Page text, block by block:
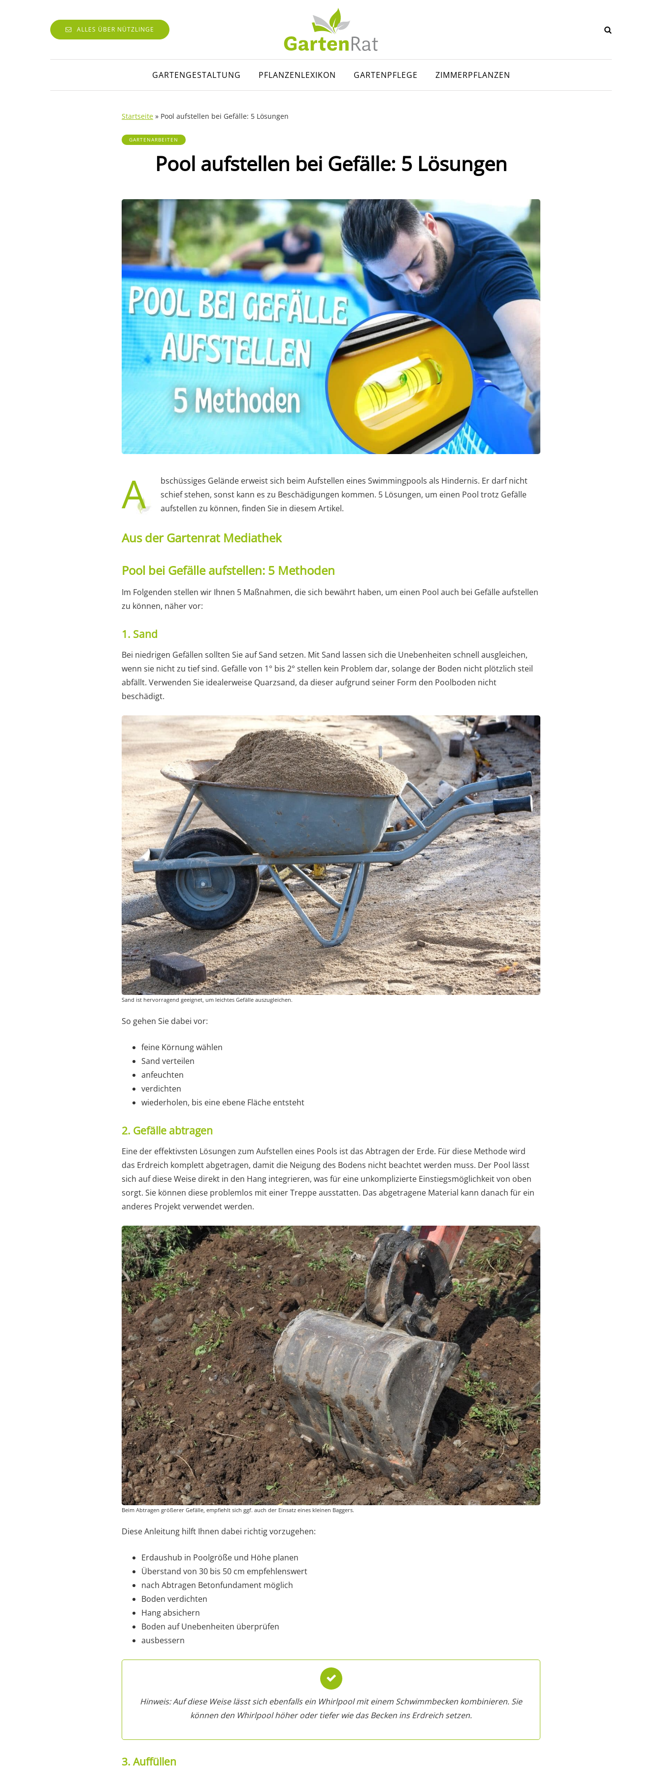
ALLES ÜBER NÜTZLINGE
GARTENGESTALTUNG PFLANZENLEXIKON GARTENPFLEGE ZIMMERPFLANZEN
Startseite » Pool aufstellen bei Gefälle: 5 Lösungen
GARTENARBEITEN
Pool aufstellen bei Gefälle: 5 Lösungen
A
bschüssiges Gelände erweist sich beim Aufstellen eines Swimmingpools als Hindernis. Er darf nicht
schief stehen, sonst kann es zu Beschädigungen kommen. 5 Lösungen, um einen Pool trotz Gefälle
aufstellen zu können, finden Sie in diesem Artikel.
Aus der Gartenrat Mediathek
Pool bei Gefälle aufstellen: 5 Methoden
Im Folgenden stellen wir Ihnen 5 Maßnahmen, die sich bewährt haben, um einen Pool auch bei Gefälle aufstellen
zu können, näher vor:
1. Sand
Bei niedrigen Gefällen sollten Sie auf Sand setzen. Mit Sand lassen sich die Unebenheiten schnell ausgleichen,
wenn sie nicht zu tief sind. Gefälle von 1° bis 2° stellen kein Problem dar, solange der Boden nicht plötzlich steil
abfällt. Verwenden Sie idealerweise Quarzsand, da dieser aufgrund seiner Form den Poolboden nicht
beschädigt.
Sand ist hervorragend geeignet, um leichtes Gefälle auszugleichen.
So gehen Sie dabei vor:
feine Körnung wählen
Sand verteilen
anfeuchten
verdichten
wiederholen, bis eine ebene Fläche entsteht
2. Gefälle abtragen
Eine der effektivsten Lösungen zum Aufstellen eines Pools ist das Abtragen der Erde. Für diese Methode wird
das Erdreich komplett abgetragen, damit die Neigung des Bodens nicht beachtet werden muss. Der Pool lässt
sich auf diese Weise direkt in den Hang integrieren, was für eine unkomplizierte Einstiegsmöglichkeit von oben
sorgt. Sie können diese problemlos mit einer Treppe ausstatten. Das abgetragene Material kann danach für ein
anderes Projekt verwendet werden.
Beim Abtragen größerer Gefälle, empfiehlt sich ggf. auch der Einsatz eines kleinen Baggers.
Diese Anleitung hilft Ihnen dabei richtig vorzugehen:
Erdaushub in Poolgröße und Höhe planen
Überstand von 30 bis 50 cm empfehlenswert
nach Abtragen Betonfundament möglich
Boden verdichten
Hang absichern
Boden auf Unebenheiten überprüfen
ausbessern
Hinweis: Auf diese Weise lässt sich ebenfalls ein Whirlpool mit einem Schwimmbecken kombinieren. Sie
können den Whirlpool höher oder tiefer wie das Becken ins Erdreich setzen.
3. Auffüllen